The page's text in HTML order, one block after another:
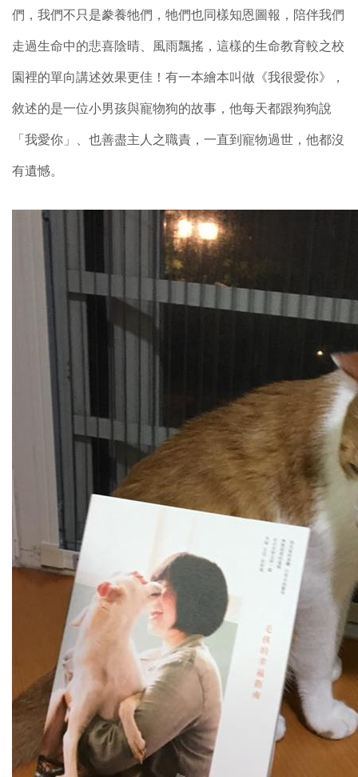
們，我們不只是豢養牠們，牠們也同樣知恩圖報，陪伴我們
走過生命中的悲喜陰晴、風雨飄搖，這樣的生命教育較之校
園裡的單向講述效果更佳！ 有一本繪本叫做《我很愛你》，
敘述的是一位小男孩與寵物狗的故事，他每天都跟狗狗說
「我愛你」、也善盡主人之職責，一直到寵物過世，他都沒
有遺憾。